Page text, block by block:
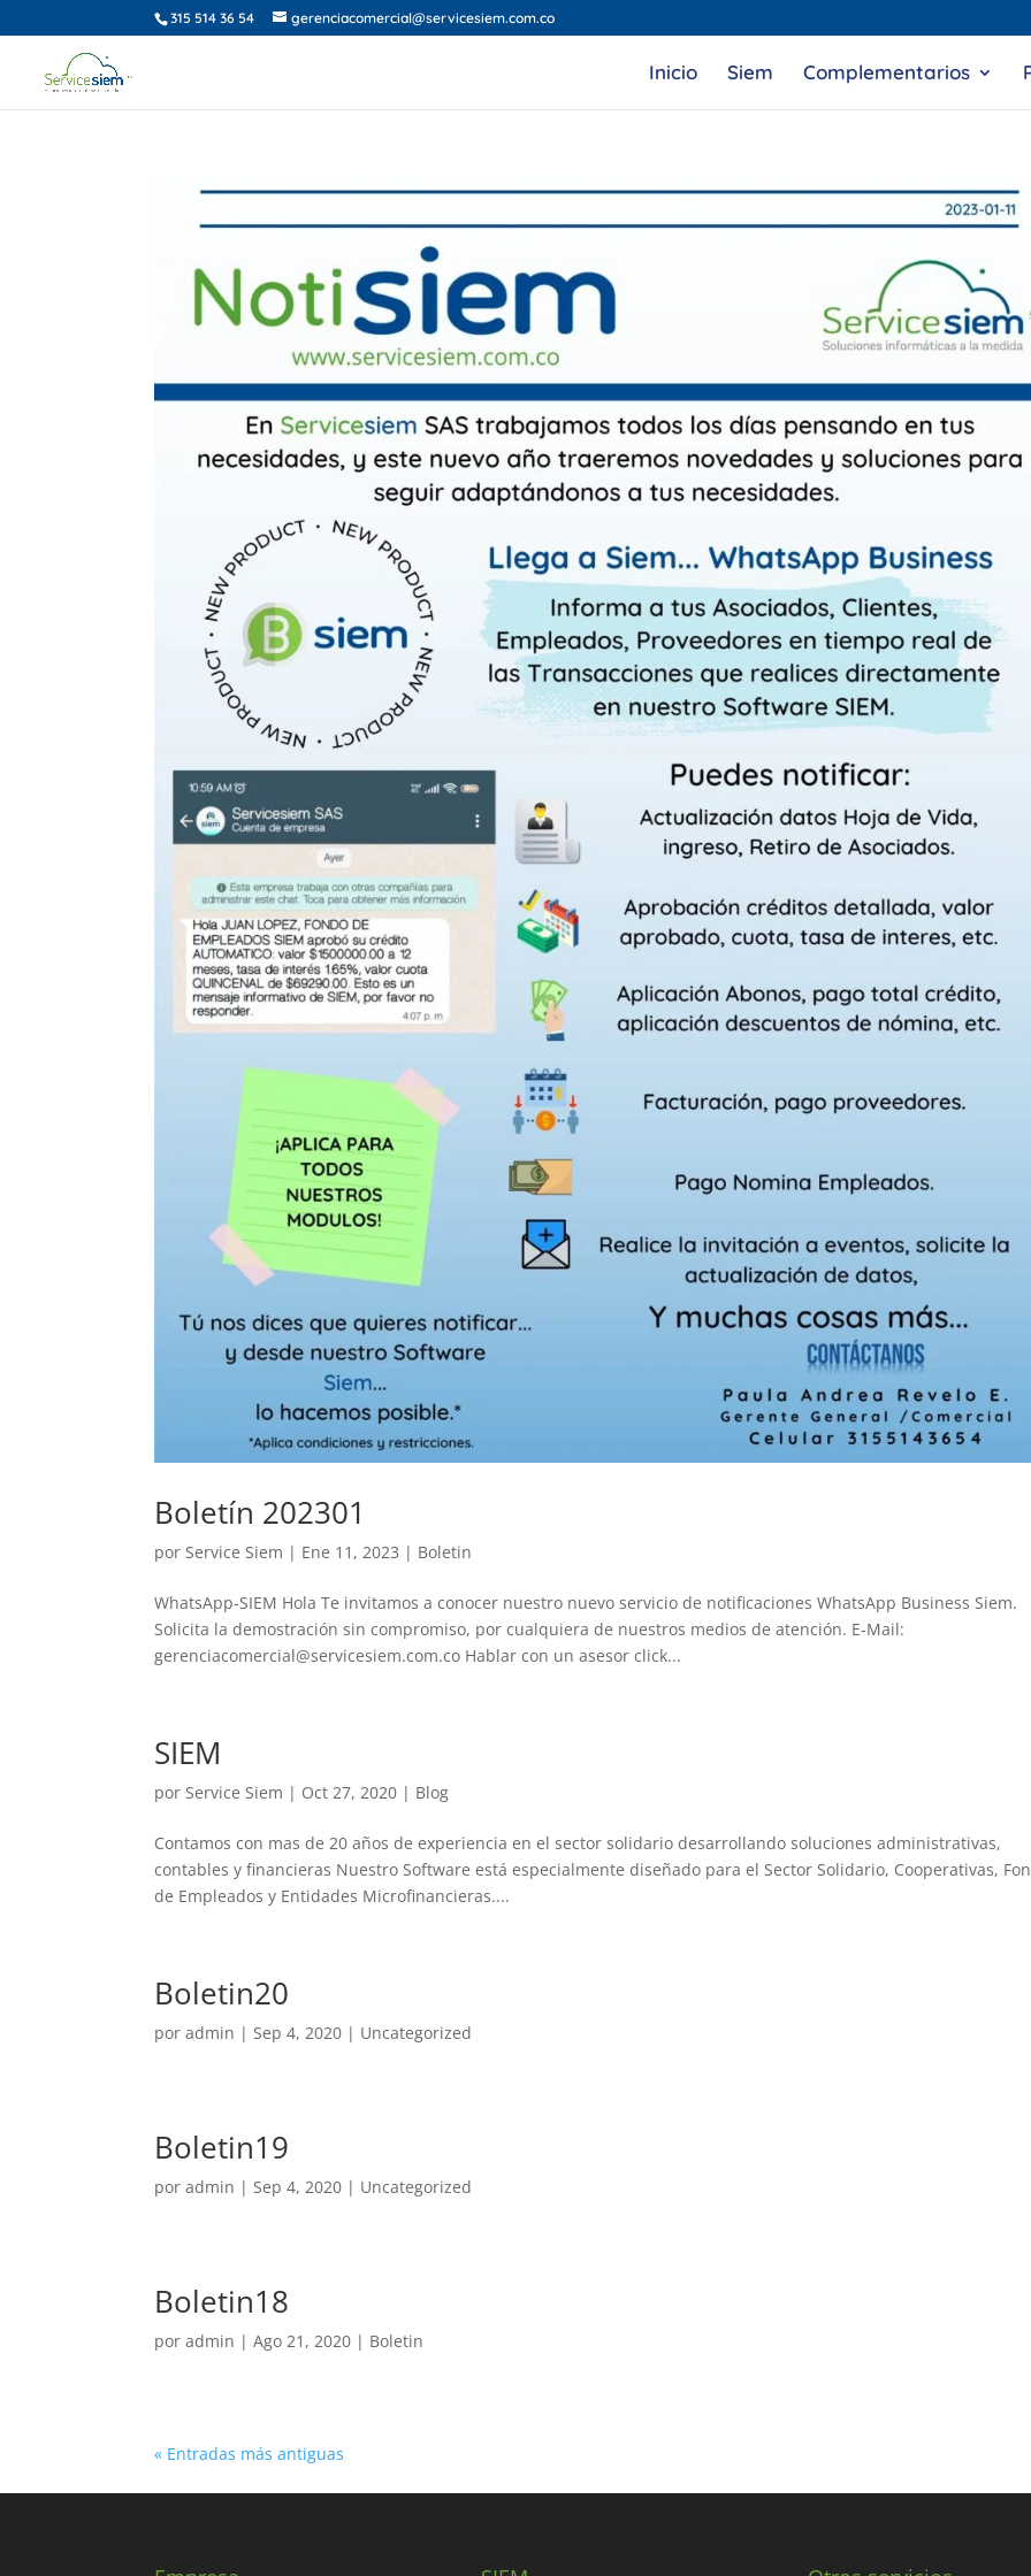
315 514 36 54 gerenciacomercial@servicesiem.com.co
Inicio Siem Complementarios
Boletín 202301
por Service Siem | Ene 11, 2023 | Boletin
WhatsApp-SIEM Hola Te invitamos a conocer nuestro nuevo servicio de notificaciones WhatsApp Business Siem.
Solicita la demostración sin compromiso, por cualquiera de nuestros medios de atención. E-Mail:
gerenciacomercial@servicesiem.com.co Hablar con un asesor click...
SIEM
por Service Siem | Oct 27, 2020 | Blog
Contamos con mas de 20 años de experiencia en el sector solidario desarrollando soluciones administrativas,
contables y financieras Nuestro Software está especialmente diseñado para el Sector Solidario, Cooperativas,
de Empleados y Entidades Microfinancieras....
Boletin20
poradmin | Sep 4, 2020 | Uncategorized
Boletin19
poradmin | Sep 4, 2020 | Uncategorized
Boletin18
poradmin |Ago 21, 2020 | Boletin
« Entradas más antiguas